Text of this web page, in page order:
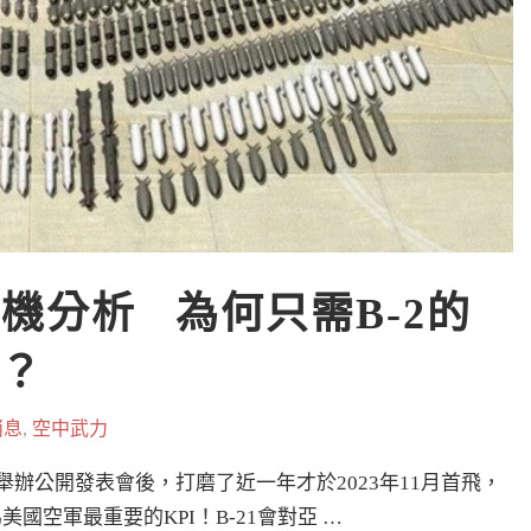
分析   為何只需B-2的
, 空中武力
公開發表會後，打磨了近一年才於2023年11月首飛，
國空軍最重要的KPI！B-21會對亞 …